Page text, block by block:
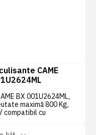
CAME
BX 001U2624ML,
maximă 800 Kg,
compatibil cu